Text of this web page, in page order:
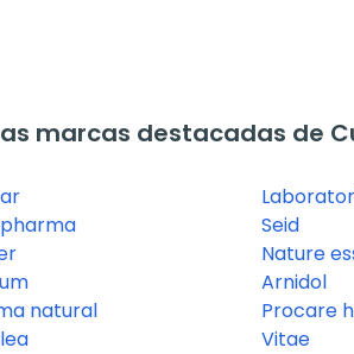
marcas destacadas de
natural
Seid
Nature
Arnidol
Procare
Vitae